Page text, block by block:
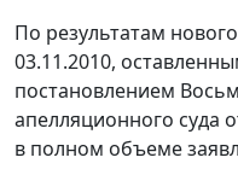
По результатам
03.11.2010,
постановлением
апелляционного суда
в полном объеме